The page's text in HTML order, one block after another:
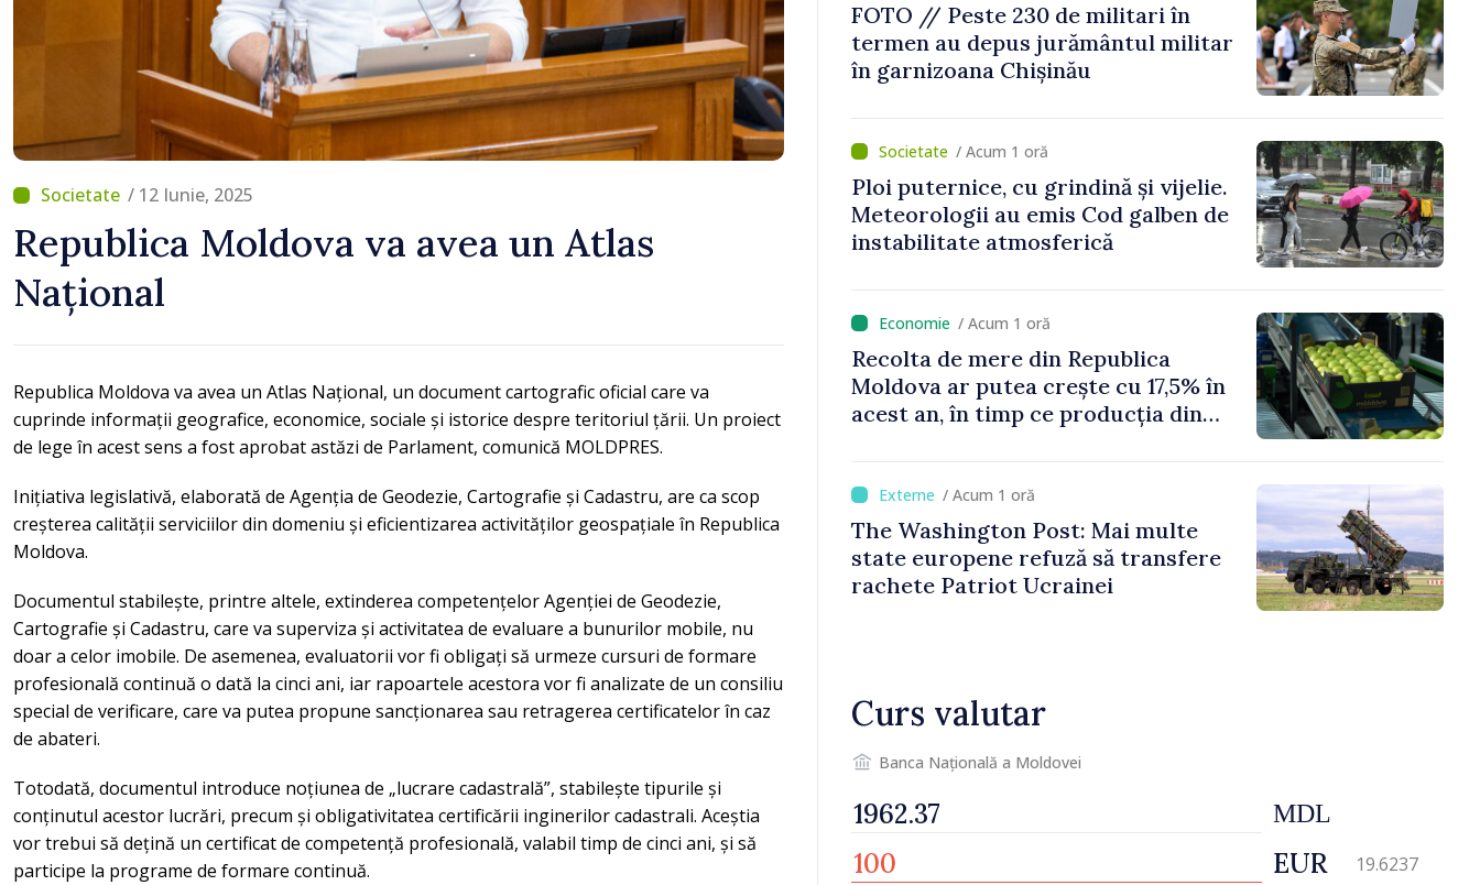
/ 12 Iunie, 2025
Republica Moldova va avea un Atlas
Național
Republica Moldova va avea un Atlas Național, un document cartografic oficial care va
cuprinde informații geografice, economice, sociale și istorice despre teritoriul țării. Un proiect
de lege în acest sens a fost aprobat astăzi de Parlament, comunică MOLDPRES.
Inițiativa legislativă, elaborată de Agenția de Geodezie, Cartografie și Cadastru, are ca scop
creșterea calității serviciilor din domeniu și eficientizarea activităților geospațiale în Republica
Moldova.
Documentul stabilește, printre altele, extinderea competențelor Agenției de Geodezie,
Cartografie și Cadastru, care va superviza și activitatea de evaluare a bunurilor mobile, nu
doar a celor imobile. De asemenea, evaluatorii vor fi obligați să urmeze cursuri de formare
profesională continuă o dată la cinci ani, iar rapoartele acestora vor fi analizate de un consiliu
special de verificare, care va putea propune sancționarea sau retragerea certificatelor în caz
de abateri.
Totodată, documentul introduce noțiunea de „lucrare cadastrală”, stabilește tipurile și
conținutul acestor lucrări, precum și obligativitatea certificării inginerilor cadastrali. Aceștia
vor trebui să dețină un certificat de competență profesională, valabil timp de cinci ani, și să
participe la programe de formare continuă.
FOTO // Peste 230 de militari în
termen au depus jurământul militar
în garnizoana Chișinău
/ Acum 1 oră
Ploi puternice, cu grindină și vijelie.
Meteorologii au emis Cod galben de
instabilitate atmosferică
/ Acum 1 oră
Recolta de mere din Republica
Moldova ar putea crește cu 17,5% în
acest an, în timp ce producția din
/ Acum 1 oră
The Washington Post: Mai multe
state europene refuză să transfere
rachete Patriot Ucrainei
Curs valutar
Banca Națională a Moldovei
MDL
EUR 19.6237